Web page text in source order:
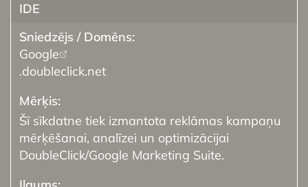
IDE
Google
.doubleclick.net
Šī sīkdatne tiek izmantota reklāmas kampaņu
mērķēšanai, analīzei un optimizācijai
DoubleClick/Google Marketing Suite.